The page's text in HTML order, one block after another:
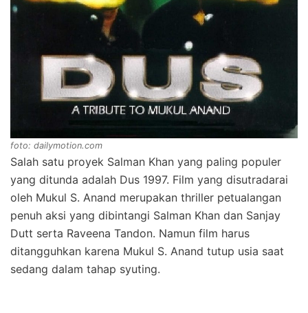
foto: dailymotion.com
Salah satu proyek Salman Khan yang paling populer
yang ditunda adalah Dus 1997. Film yang disutradarai
oleh Mukul S. Anand merupakan thriller petualangan
penuh aksi yang dibintangi Salman Khan dan Sanjay
Dutt serta Raveena Tandon. Namun film harus
ditangguhkan karena Mukul S. Anand tutup usia saat
sedang dalam tahap syuting.